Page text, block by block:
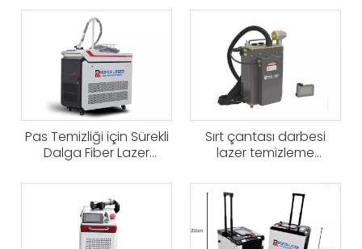
Makinesi
Pas Temizliği için Sürekli
Dalga Fiber Lazer
Sırt çantası darbesi
lazer temizleme